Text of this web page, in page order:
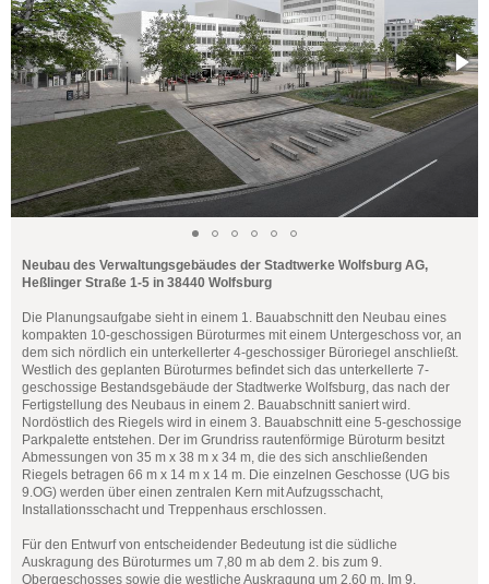
Neubau des Verwaltungsgebäudes der Stadtwerke Wolfsburg AG,
Heßlinger Straße 1-5 in 38440 Wolfsburg
Die Planungsaufgabe sieht in einem 1. Bauabschnitt den Neubau eines
kompakten 10-geschossigen Büroturmes mit einem Untergeschoss vor, an
dem sich nördlich ein unterkellerter 4-geschossiger Büroriegel anschließt.
Westlich des geplanten Büroturmes befindet sich das unterkellerte 7-
geschossige Bestandsgebäude der Stadtwerke Wolfsburg, das nach der
Fertigstellung des Neubaus in einem 2. Bauabschnitt saniert wird.
Nordöstlich des Riegels wird in einem 3. Bauabschnitt eine 5-geschossige
Parkpalette entstehen. Der im Grundriss rautenförmige Büroturm besitzt
Abmessungen von 35 m x 38 m x 34 m, die des sich anschließenden
Riegels betragen 66 m x 14 m x 14 m. Die einzelnen Geschosse (UG bis
9.OG) werden über einen zentralen Kern mit Aufzugsschacht,
Installationsschacht und Treppenhaus erschlossen.
Für den Entwurf von entscheidender Bedeutung ist die südliche
Auskragung des Büroturmes um 7,80 m ab dem 2. bis zum 9.
Obergeschosses sowie die westliche Auskragung um 2,60 m. Im 9.